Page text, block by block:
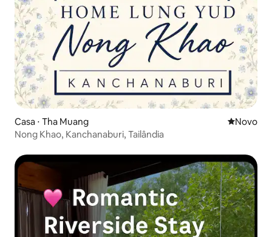
Casa ⋅ Tha Muang Novo
Novo
Nong Khao, Kanchanaburi, Tailândia